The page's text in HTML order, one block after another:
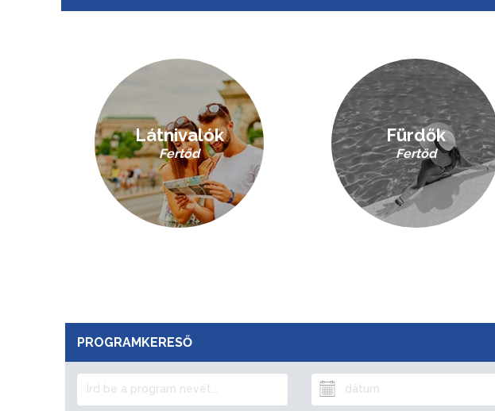
Látnivalók
Fertőd
Fürdők
Fertőd
PROGRAMKERESŐ